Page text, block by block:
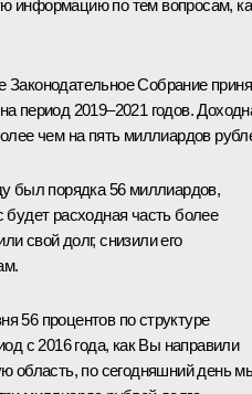
информацию по тем вопросам,
Законодательное Собрание
период 2019–2021 годов.
чем на пять миллиардов
был порядка 56 миллиардов,
расходная часть более
свой долг, снизили его
56 процентов по структуре
с 2016 года, как Вы направили
область, по сегодняшний день